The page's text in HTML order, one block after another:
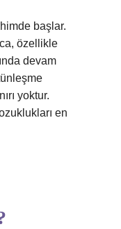
başlar.
özellikle
devam
yoktur.
en